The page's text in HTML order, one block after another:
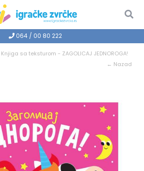
064 / 00 80 222
Knjiga sa teksturom - ZAGOLICAJ JEDNOROGA!
← Nazad